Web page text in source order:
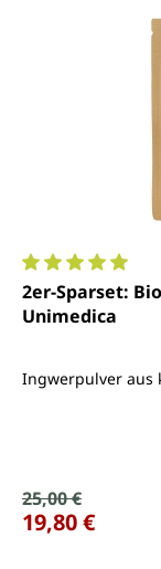
2er-Sparset:
Unimedica
Ingwerpulver aus
Verkaufspreis:
Regulärer Preis:
25,00 €
19,80 €